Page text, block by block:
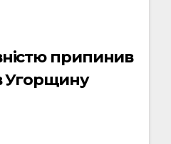
припинив
Угорщину